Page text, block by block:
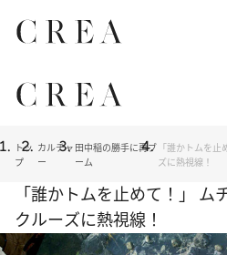
トッ
プ
カルチャ
ー
田中稲の勝手に再ブ
ーム
「誰かトムを
ズに熱視線！
「誰かトムを止めて！」 ムチャをする61歳 トム・
クルーズに熱視線！